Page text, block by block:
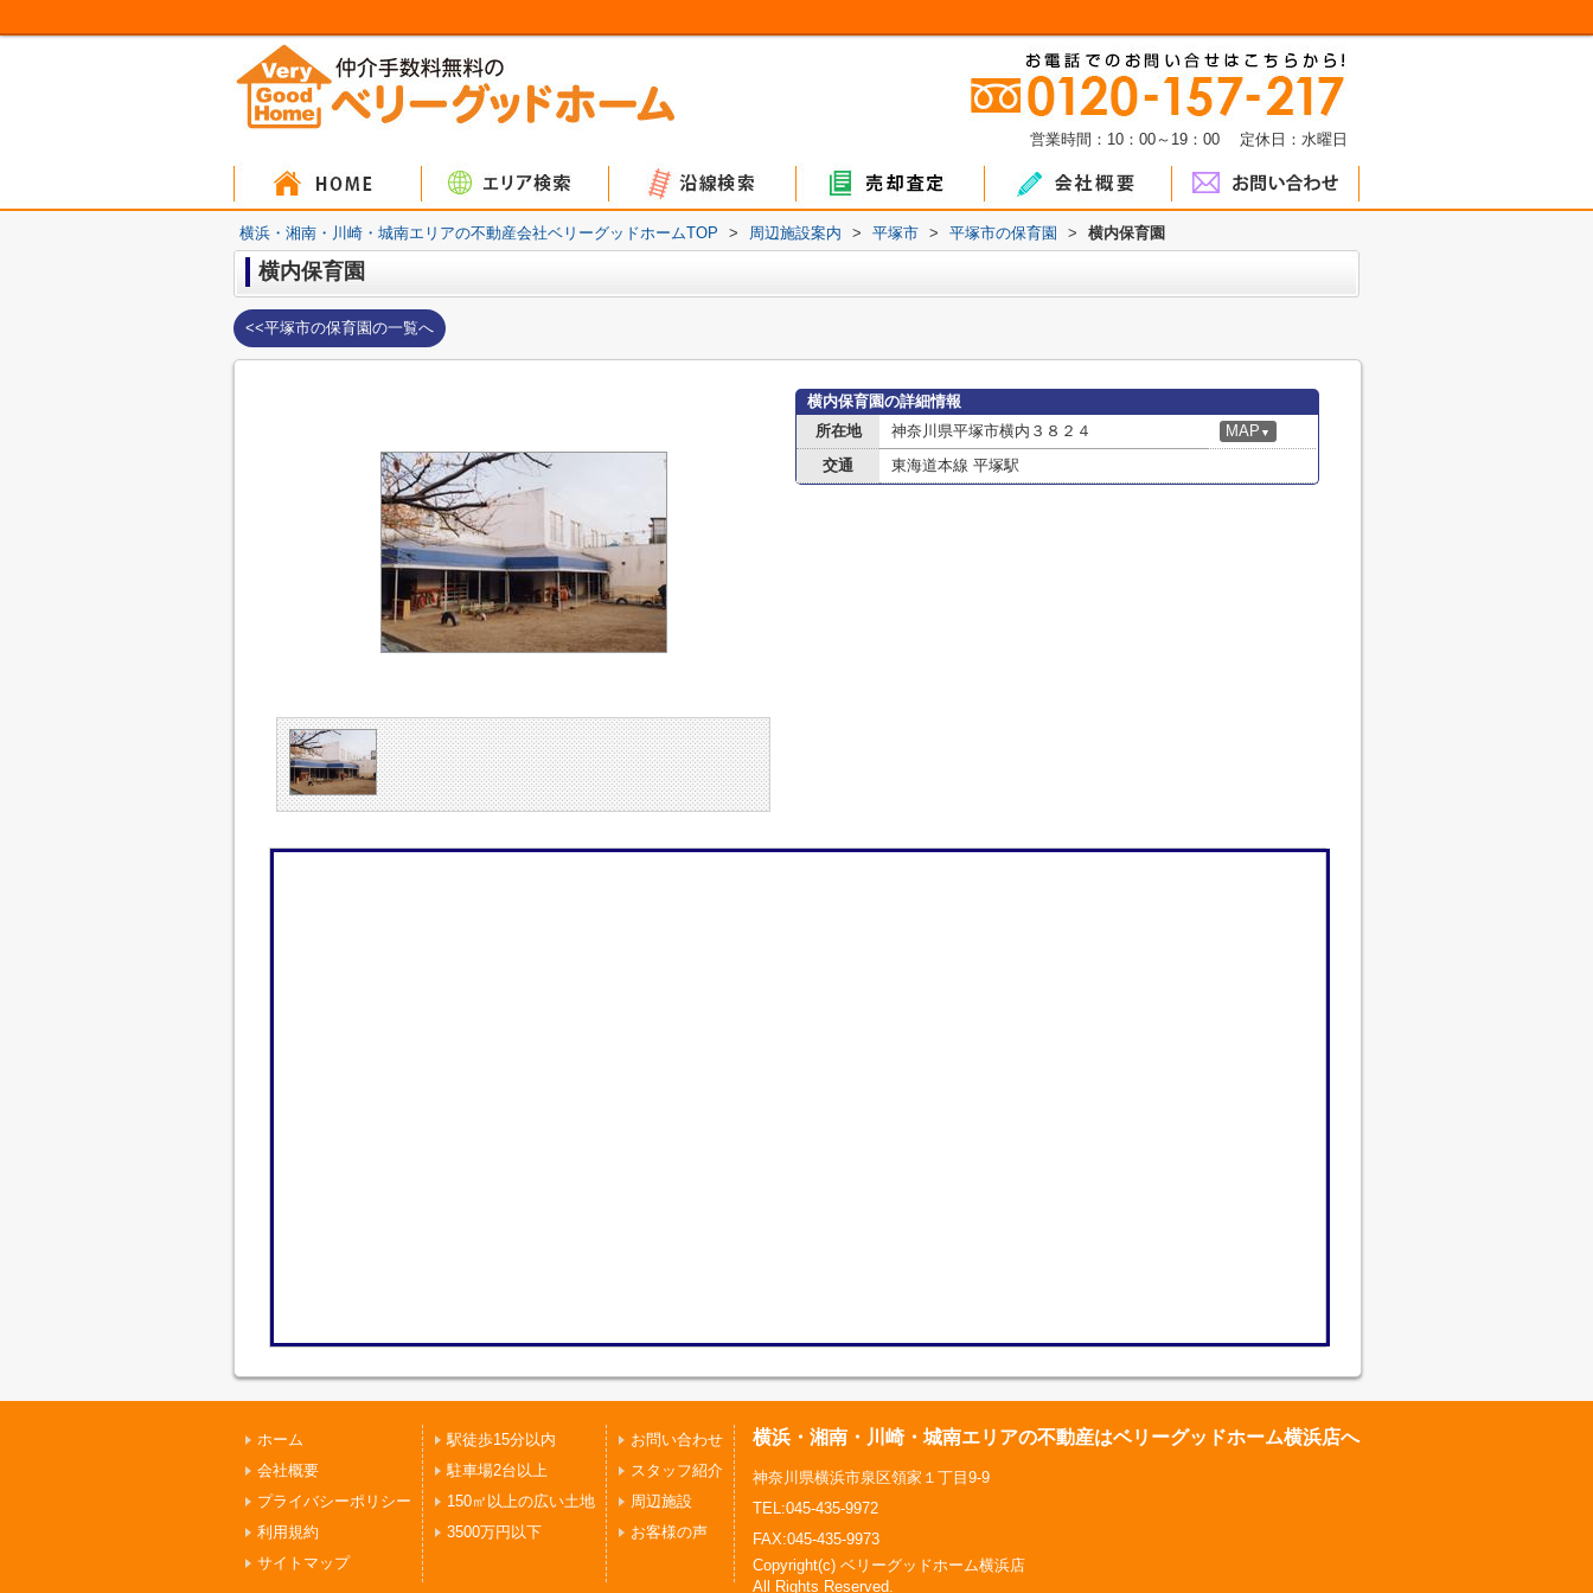
営業時間：10：00～19：00 定休日：水曜日
戸建て
マンション
土地 戸建て
マンション
土地
横浜・湘南・川崎・城南エリアの不動産会社ベリーグッドホームTOP > 周辺施設案内 > 平塚市 > 平塚市の保育園 > 横内保育園
横内保育園
<<平塚市の保育園の一覧へ
横内保育園の詳細情報
所在地
神奈川県平塚市横内３８２４ MAP ▼
交通 東海道本線 平塚駅
ホーム
会社概要
プライバシーポリシー
利用規約
サイトマップ
駅徒歩15分以内
駐車場2台以上
150㎡以上の広い土地
3500万円以下
お問い合わせ
スタッフ紹介
周辺施設
お客様の声
横浜・湘南・川崎・城南エリアの不動産はベリーグッドホーム横浜店へ
神奈川県横浜市泉区領家１丁目9-9
TEL:045-435-9972
FAX:045-435-9973
Copyright(c) ベリーグッドホーム横浜店
All Rights Reserved.